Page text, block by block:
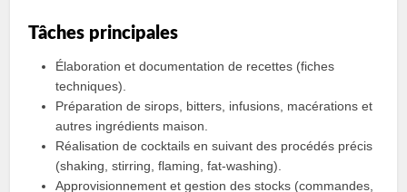
Tâches principales
Élaboration et documentation de recettes (fiches
techniques).
Préparation de sirops, bitters, infusions, macérations et
autres ingrédients maison.
Réalisation de cocktails en suivant des procédés précis
(shaking, stirring, flaming, fat‑washing).
Approvisionnement et gestion des stocks (commandes,